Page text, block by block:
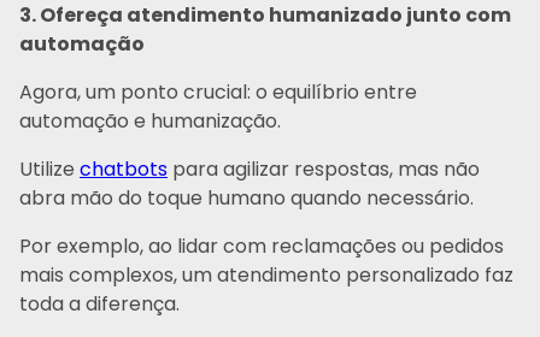
3. Ofereça atendimento humanizado junto com
automação
Agora, um ponto crucial: o equilíbrio entre
automação e humanização.
Utilize chatbots para agilizar respostas, mas não
abra mão do toque humano quando necessário.
Por exemplo, ao lidar com reclamações ou pedidos
mais complexos, um atendimento personalizado faz
toda a diferença.